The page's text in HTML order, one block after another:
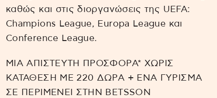
καθώς και στις διοργανώσεις της UEFA:
Champions League, Europa League και
Conference League.
ΜΙΑ ΑΠΙΣΤΕΥΤΗ ΠΡΟΣΦΟΡΑ* ΧΩΡΙΣ
ΚΑΤΑΘΕΣΗ ΜΕ 220 ΔΩΡΑ + ΕΝΑ ΓΥΡΙΣΜΑ
ΣΕ ΠΕΡΙΜΕΝΕΙ ΣΤΗΝ BETSSON